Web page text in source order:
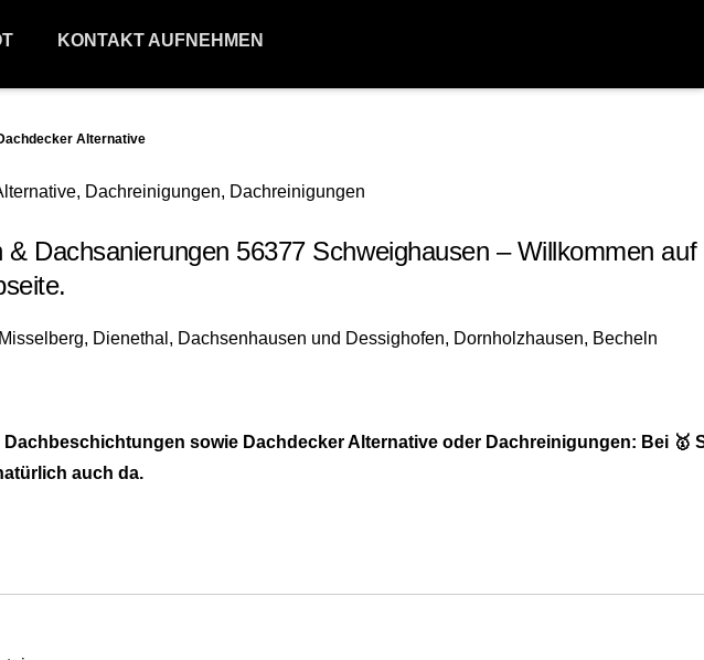
KONTAKT AUFNEHMEN
Alternative
Dachsanierungen 56377 Schweighausen – Willkommen auf
sowie Dachdecker Alternative oder Dachreinigungen: Bei 🥇
auch da.